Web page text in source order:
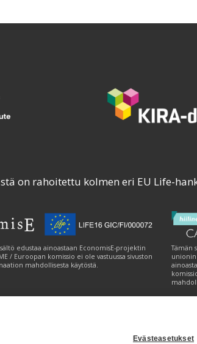
Evästeasetukset
on rahoitettu kolmen eri EU Life-
edustaa ainoastaan EconomisE-projektin
/ Euroopan komissio ei ole vastuussa sivuston
mahdollisesta käytöstä.
Tämän
unionin